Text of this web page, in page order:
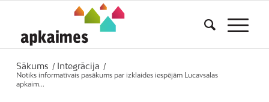
Sākums / Integrācija
/
Notiks informatīvais pasākums par izklaides iespējām Lucavsalas
apkaim...